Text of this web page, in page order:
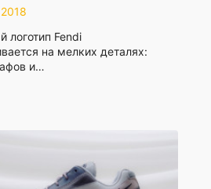
логотип Fendi
на мелких деталях:
и…